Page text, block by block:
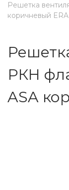
Решетка
коричневый ERA
РКН
ASA